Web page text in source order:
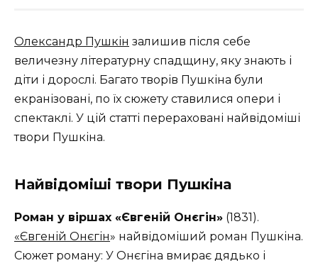
Олександр Пушкін залишив після себе
величезну літературну спадщину, яку знають і
діти і дорослі. Багато творів Пушкіна були
екранізовані, по їх сюжету ставилися опери і
спектаклі. У цій статті перераховані найвідоміші
твори Пушкіна.
Найвідоміші твори Пушкіна
Роман у віршах «Євгеній Онєгін» (1831).
«Євгеній Онєгін» найвідоміший роман Пушкіна.
Сюжет роману: У Онєгіна вмирає дядько і